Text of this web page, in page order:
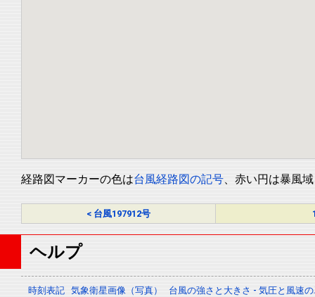
経路図マーカーの色は台風経路図の記号、赤い円は暴風
< 台風197912号
ヘルプ
時刻表記 気象衛星画像（写真）
台風の強さと大きさ - 気圧と風速